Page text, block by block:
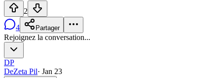
2
4
Partager
Rejoignez la conversation...
DP
DeZeta Pil· Jan 23